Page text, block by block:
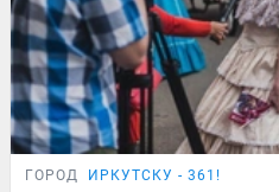
ГОРОД ИРКУТСКУ - 361!